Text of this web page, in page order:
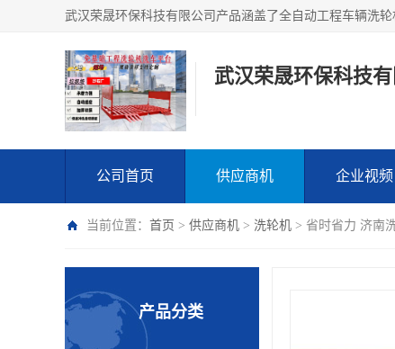
武汉荣晟环保科技有
公司首页 供应商机 企业视频
当前位置： 首页 > 供应商机 > 洗轮机 > 省时省力 济南
产品分类